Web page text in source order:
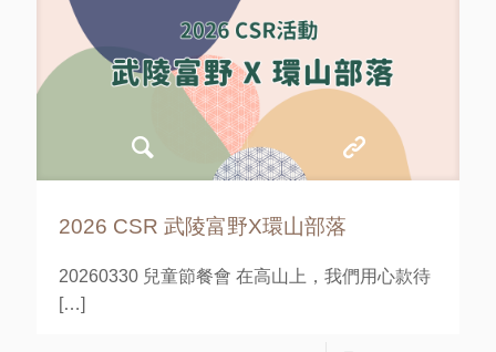
2026 CSR 武陵富野X環山部落
20260330 兒童節餐會 在高山上，我們用心款待
[…]